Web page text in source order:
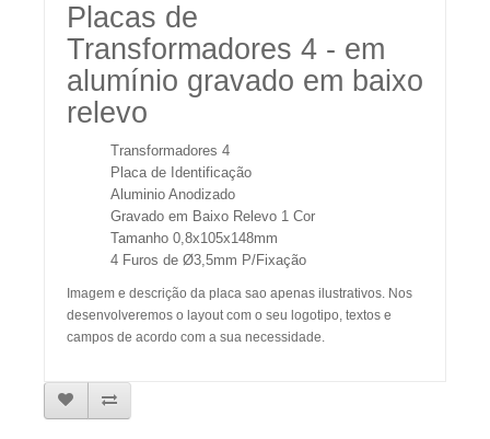
Placas de
Transformadores 4 - em
alumínio gravado em baixo
relevo
Transformadores 4
Placa de Identificação
Aluminio Anodizado
Gravado em Baixo Relevo 1 Cor
Tamanho 0,8x105x148mm
4 Furos de Ø3,5mm P/Fixação
Imagem e descrição da placa sao apenas ilustrativos. Nos
desenvolveremos o layout com o seu logotipo, textos e
campos de acordo com a sua necessidade.